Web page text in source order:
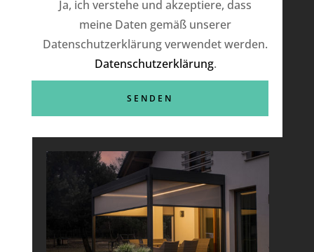
Ja, ich verstehe und akzeptiere, dass
meine Daten gemäß unserer
Datenschutzerklärung verwendet werden.
Datenschutzerklärung.